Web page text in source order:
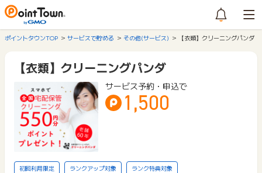
ポイントタウンTOP サービスで貯める その他(サービス) 【衣類】クリーニングパンダ
【衣類】クリーニングパンダ
サービス予約・申込で
1,500
初回利用限定 ランクアップ対象 ランク特典対象